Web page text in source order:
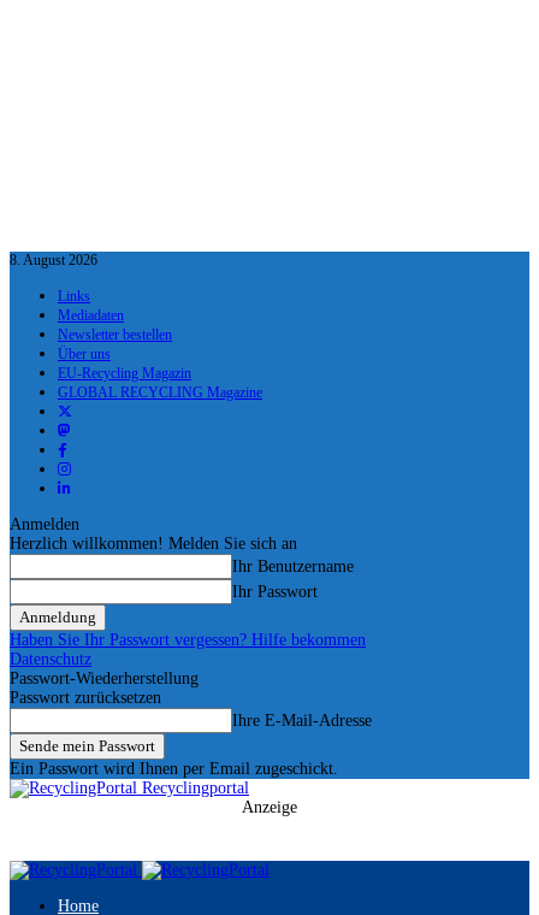
8. August 2026
Links
Mediadaten
Newsletter bestellen
Über uns
EU-Recycling Magazin
GLOBAL RECYCLING Magazine
Anmelden
Herzlich willkommen! Melden Sie sich an
Ihr Benutzername
Ihr Passwort
Haben Sie Ihr Passwort vergessen? Hilfe bekommen
Datenschutz
Passwort-Wiederherstellung
Passwort zurücksetzen
Ihre E-Mail-Adresse
Ein Passwort wird Ihnen per Email zugeschickt.
Recyclingportal
Anzeige
Home